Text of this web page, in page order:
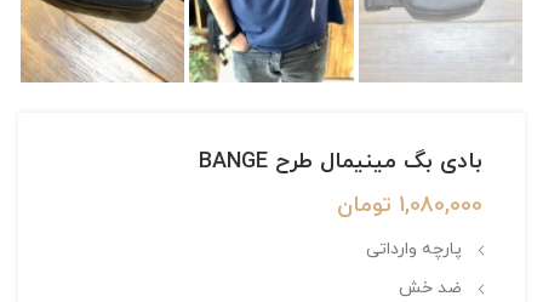
بادی بگ مینیمال طرح BANGE
1,080,000 تومان
پارچه وارداتی
ضد خش